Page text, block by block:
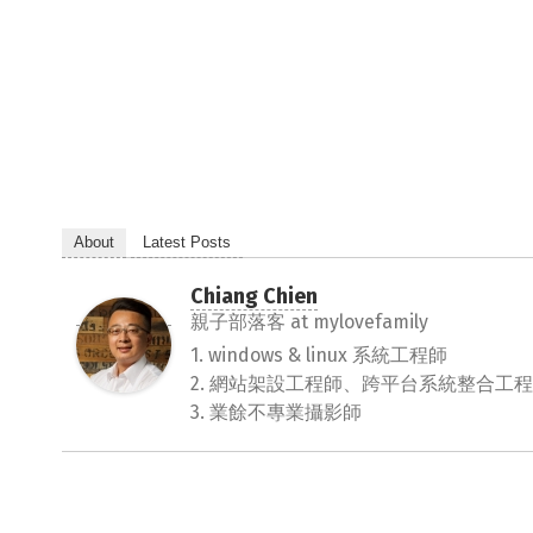
About Latest Posts
Chiang Chien
親子部落客 at mylovefamily
1. windows & linux 系統工程師
2. 網站架設工程師、跨平台系統整合工
3. 業餘不專業攝影師